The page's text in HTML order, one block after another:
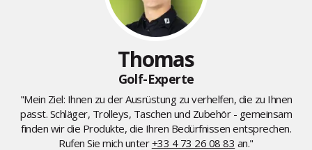
Thomas
Golf-Experte
"Mein Ziel: Ihnen zu der Ausrüstung zu verhelfen, die zu Ihnen
passt. Schläger, Trolleys, Taschen und Zubehör - gemeinsam
finden wir die Produkte, die Ihren Bedürfnissen entsprechen.
Rufen Sie mich unter+33 4 73 26 08 83 an."